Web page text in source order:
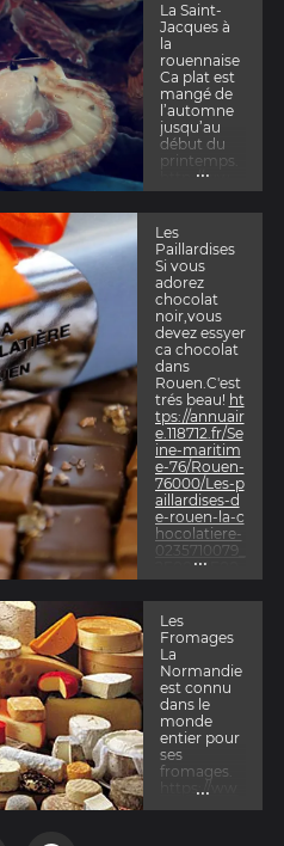
La Saint-
Jacques à
la
rouennaise
Ca plat est
mangé de
l’automne
jusqu’au
début du
printemps.
http://ww
w.apsip.co
m/recette-c
oquille-sain
t-jacques-a
u-four/la-re
cette-des-c
oquilles-sai
nt-jacques-
la-rouennai
se.html
...
Les
Paillardises
Si vous
adorez
chocolat
noir,vous
devez essyer
ca chocolat
dans
Rouen.C'est
trés beau! ht
tps://annuair
e.118712.fr/Se
ine-maritim
e-76/Rouen-
76000/Les-p
aillardises-d
e-rouen-la-c
hocolatiere-
0235710079_
2E0060F00
000R70500
T10610S
...
Les
Fromages
La
Normandie
est connu
dans le
monde
entier pour
ses
fromages.
...